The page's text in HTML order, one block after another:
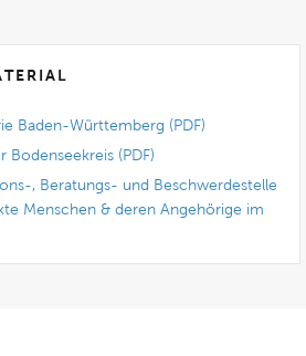
Baden-Württemberg (PDF)
Bodenseekreis (PDF)
, Beratungs- und Beschwerdestelle
Menschen & deren Angehörige im